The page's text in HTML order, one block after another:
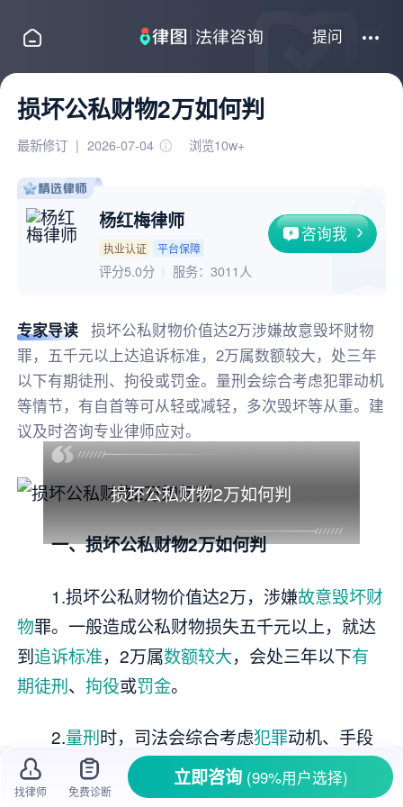
提问
损坏公私财物2万如何判
最新修订 | 2026-07-04 浏览10w+
杨红梅律师
执业认证 平台保障
咨询我
评分5.0分 服务： 3011人
专家导读
损坏公私财物价值达2万涉嫌故意毁坏财物
罪，五千元以上达追诉标准，2万属数额较大，处三年
以下有期徒刑、拘役或罚金。量刑会综合考虑犯罪动机
等情节，有自首等可从轻或减轻，多次毁坏等从重。建
议及时咨询专业律师应对。
损坏公私财物2万如何判
一、损坏公私财物2万如何判
1.损坏公私财物价值达2万，涉嫌故意毁坏财
物罪。一般造成公私财物损失五千元以上，就达
到追诉标准，2万属数额较大，会处三年以下有
期徒刑、拘役或罚金。
2.量刑时，司法会综合考虑犯罪动机、手段
和后果等。有
自首 立功、积极 赔偿获谅解等情
节，可从轻或减轻；多次毁坏、手段恶劣则从
找律师 免费诊断
立即咨询 (99%用户选择)